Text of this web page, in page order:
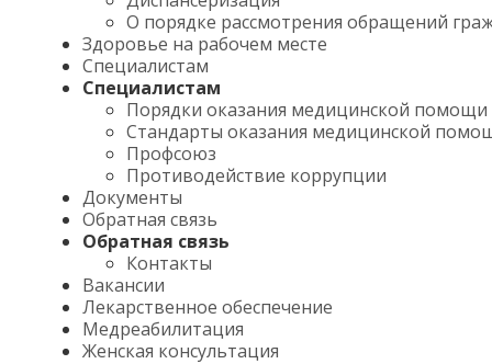
О порядке рассмотрения обращений
Здоровье на рабочем месте
Специалистам
Специалистам
Порядки оказания медицинской помощи
Стандарты оказания медицинской
Профсоюз
Противодействие коррупции
Документы
Обратная связь
Обратная связь
Контакты
Вакансии
Лекарственное обеспечение
Медреабилитация
Женская консультация